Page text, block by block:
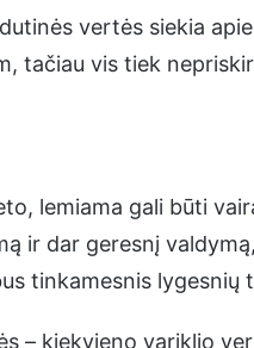
vertės siekia
tačiau vis tiek
lemiama gali būti
ir dar geresnį
tinkamesnis lygesnių
– kiekvieno variklio